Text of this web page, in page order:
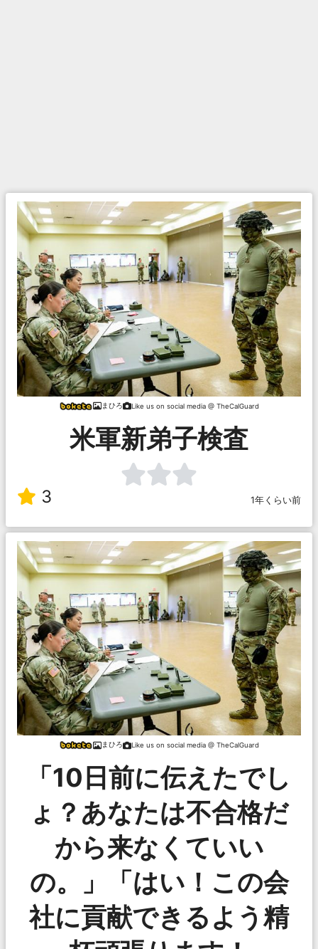
まひろ Like us on social media @ TheCalGuard
米軍新弟子検査
3 1年くらい前
まひろ Like us on social media @ TheCalGuard
「10日前に伝えたでし
ょ？あなたは不合格だ
から来なくていい
の。」「はい！この会
社に貢献できるよう精